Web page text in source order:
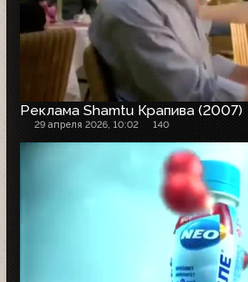
Реклама Shamtu Крапива (2007)
29 апреля 2026, 10:02 140